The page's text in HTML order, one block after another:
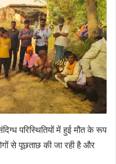
परिस्थितियों में हुई मौत के रूप
से पूछताछ की जा रही है और